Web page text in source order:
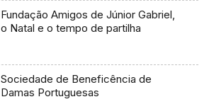
Fundação Amigos de Júnior Gabriel,
o Natal e o tempo de partilha
Sociedade de Beneficência de
Damas Portuguesas